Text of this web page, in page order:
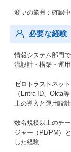
変更の範囲：確認中
必要な経験
情報システム部門
流設計・構築・運
ゼロトラストネッ
（Entra ID、Okta
上の導入と運用設
数名規模以上のチ
ジャー（PL/PM）
した経験